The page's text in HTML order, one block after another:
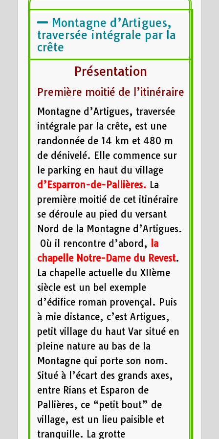
Montagne d’Artigues,
traversée intégrale par la
crête
Présentation
Première moitié de l’itinéraire
Montagne d’Artigues, traversée
intégrale par la crête, est une
randonnée de 14 km et 480 m
de dénivelé. Elle commence sur
le parking en haut du village
d’Esparron-de-Pallières. La
première moitié de cet itinéraire
se déroule au pied du versant
Nord de la Montagne d’Artigues.
Où il rencontre d’abord,
la
chapelle Notre-Dame du Revest.
La chapelle actuelle du XIIème
siècle est un bel exemple
d’édifice roman provençal. Puis
à mie distance, c’est Artigues,
petit village du haut Var situé en
pleine nature au bas de la
Montagne qui porte son nom.
Situé à l’écart des grands axes,
entre Rians et Esparon de
Pallières, ce “petit bout” de
village, est un lieu paisible et
tranquille. La grotte